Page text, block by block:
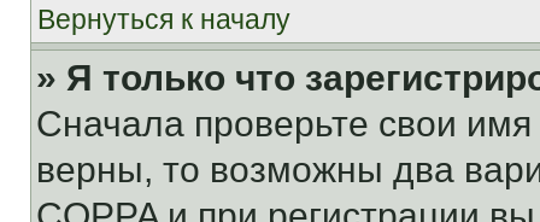
Вернуться к началу
» Я только что
Сначала проверьте свои
верны, то возможны два